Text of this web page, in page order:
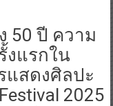
50 ปี ความ
งแรกใน
แสดงศิลปะ
2025